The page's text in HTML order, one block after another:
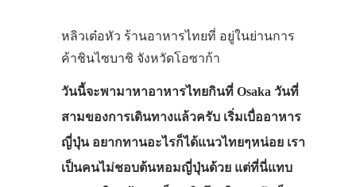
หลิวเต๋อหัว ร้านอาหารไทยที่ อยู่ในย่านการ
ค้าชินไซบาชิ จังหวัดโอซาก้า
วันนี้จะพามาหาอาหารไทยกินที่ Osaka วันที่
สามของการเดินทางแล้วครับ เริ่มเบื่ออาหาร
ญี่ปุ่น อยากทานอะไรก็ได้แนวไทยๆหน่อย เรา
เป็นคนไม่ชอบต้นหอมญี่ปุ่นด้วย แต่ที่นี่แทบ